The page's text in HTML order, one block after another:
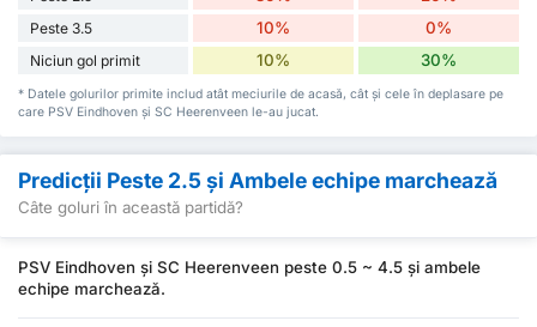
Peste 3.5 10% 0%
Niciun gol primit 10% 30%
* Datele golurilor primite includ atât meciurile de acasă, cât și cele în deplasare pe
care PSV Eindhoven și SC Heerenveen le-au jucat.
Predicții Peste 2.5 și Ambele echipe marchează
Câte goluri în această partidă?
PSV Eindhoven și SC Heerenveen peste 0.5 ~ 4.5 și ambele
echipe marchează.